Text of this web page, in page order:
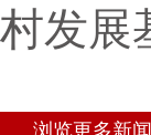
村发展